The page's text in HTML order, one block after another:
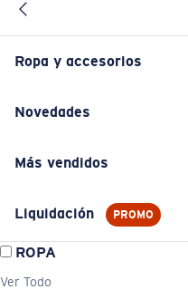
Ropa y accesorios
Novedades
Más vendidos
Liquidación PROMO
ROPA
Ver Todo